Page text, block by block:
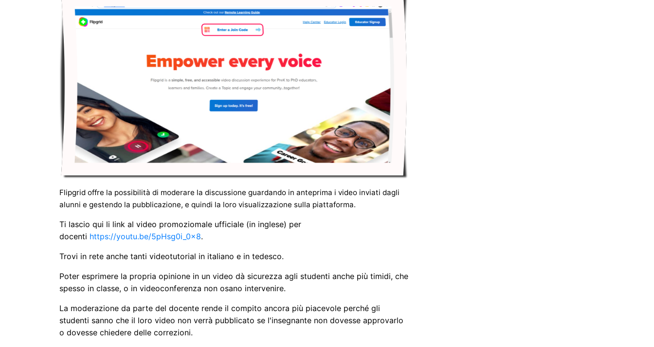
Flipgrid offre la possibilità di moderare la discussione guardando in anteprima i video inviati dagli
alunni e gestendo la pubblicazione, e quindi la loro visualizzazione sulla piattaforma.
Ti lascio qui li link al video promoziomale ufficiale (in inglese) per
docenti https://youtu.be/5pHsg0i_0x8.
Trovi in rete anche tanti videotutorial in italiano e in tedesco.
Poter esprimere la propria opinione in un video dà sicurezza agli studenti anche più timidi, che
spesso in classe, o in videoconferenza non osano intervenire.
La moderazione da parte del docente rende il compito ancora più piacevole perché gli
studenti sanno che il loro video non verrà pubblicato se l'insegnante non dovesse approvarlo
o dovesse chiedere delle correzioni.